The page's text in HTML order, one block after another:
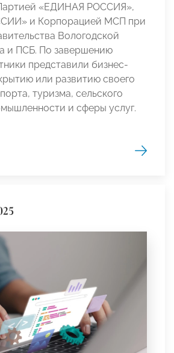
«ЕДИНАЯ РОССИЯ»,
и Корпорацией МСП при
Вологодской
и ПСБ. По завершению
представили бизнес-
или развитию своего
туризма, сельского
и сферы услуг.